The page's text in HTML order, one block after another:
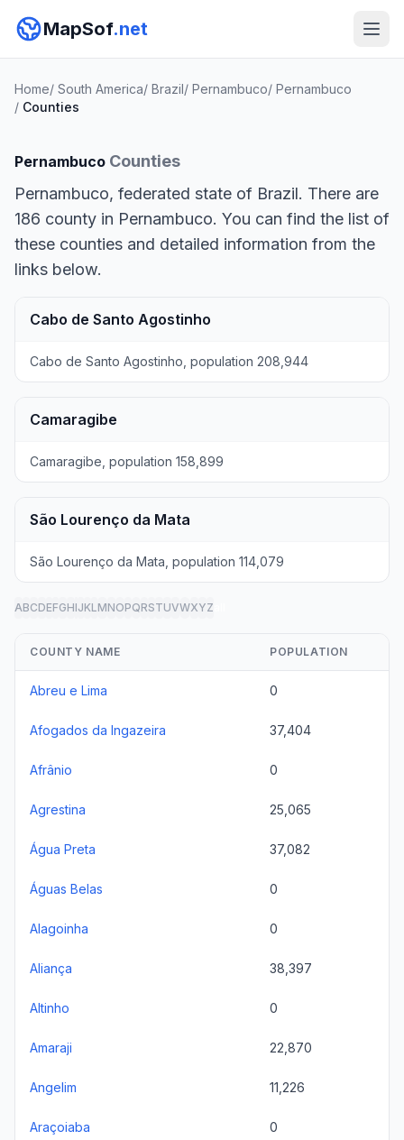
MapSof.net
Home/ South America/ Brazil/ Pernambuco/ Pernambuco
/ Counties
Pernambuco Counties
Pernambuco, federated state of Brazil. There are
186 county in Pernambuco. You can find the list of
these counties and detailed information from the
links below.
Cabo de Santo Agostinho
Cabo de Santo Agostinho, population 208,944
Camaragibe
Camaragibe, population 158,899
São Lourenço da Mata
São Lourenço da Mata, population 114,079
ABCDEFGHIJKLMNOPQRSTUVWXYZ
COUNTY NAME POPULATION
Abreu e Lima 0
Afogados da Ingazeira 37,404
Afrânio 0
Agrestina 25,065
Água Preta 37,082
Águas Belas 0
Alagoinha 0
Aliança 38,397
Altinho 0
Amaraji 22,870
Angelim 11,226
Araçoiaba 0